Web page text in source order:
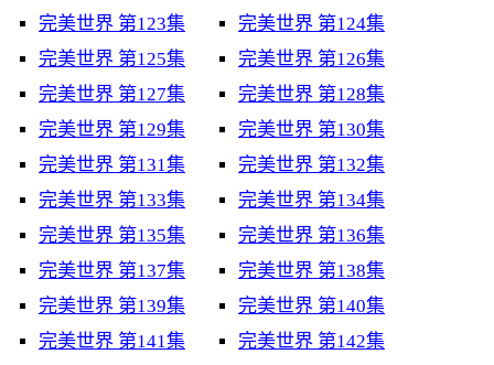
完美世界 第123集
完美世界 第124集
完美世界 第125集
完美世界 第126集
完美世界 第127集
完美世界 第128集
完美世界 第129集
完美世界 第130集
完美世界 第131集
完美世界 第132集
完美世界 第133集
完美世界 第134集
完美世界 第135集
完美世界 第136集
完美世界 第137集
完美世界 第138集
完美世界 第139集
完美世界 第140集
完美世界 第141集
完美世界 第142集